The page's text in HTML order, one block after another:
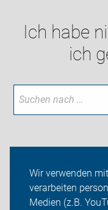
Wir verwenden
verarbeiten
Medien (z.B.
Ich habe
ich
ADFC Coburg